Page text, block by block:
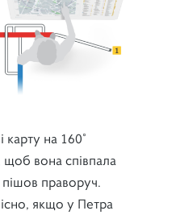
карту на 160˚
вона співпала
праворуч.
якщо у Петра